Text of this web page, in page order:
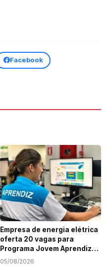
Facebook
Empresa de energia elétrica
oferta 20 vagas para
Programa Jovem Aprendiz
em Sergipe
05/08/2026